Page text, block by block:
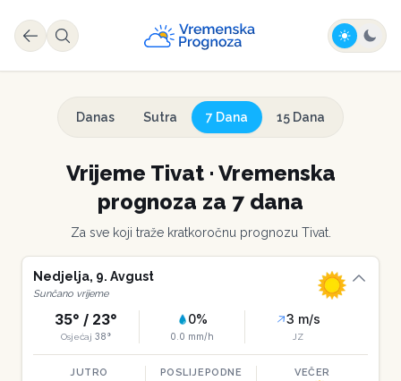
Danas Sutra 7 Dana 15 Dana
Vrijeme Tivat· Vremenska
prognoza za 7 dana
Za sve koji traže kratkoročnu prognozu Tivat.
Nedjelja, 9. Avgust
Sunčano vrijeme
35° / 23°
Osjećaj 38°
0%
0.0 mm/h
3 m/s
JZ
JUTRO POSLIJEPODNE VEČER